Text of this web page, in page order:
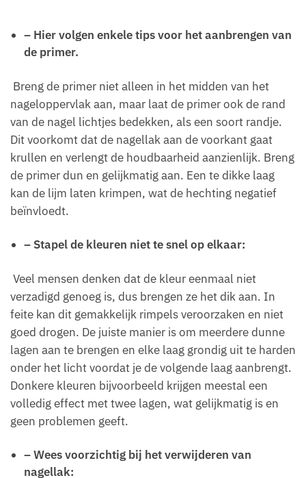
– Hier volgen enkele tips voor het aanbrengen van
de primer.
Breng de primer niet alleen in het midden van het
nageloppervlak aan, maar laat de primer ook de rand
van de nagel lichtjes bedekken, als een soort randje.
Dit voorkomt dat de nagellak aan de voorkant gaat
krullen en verlengt de houdbaarheid aanzienlijk. Breng
de primer dun en gelijkmatig aan. Een te dikke laag
kan de lijm laten krimpen, wat de hechting negatief
beïnvloedt.
– Stapel de kleuren niet te snel op elkaar:
Veel mensen denken dat de kleur eenmaal niet
verzadigd genoeg is, dus brengen ze het dik aan. In
feite kan dit gemakkelijk rimpels veroorzaken en niet
goed drogen. De juiste manier is om meerdere dunne
lagen aan te brengen en elke laag grondig uit te harden
onder het licht voordat je de volgende laag aanbrengt.
Donkere kleuren bijvoorbeeld krijgen meestal een
volledig effect met twee lagen, wat gelijkmatig is en
geen problemen geeft.
– Wees voorzichtig bij het verwijderen van
nagellak: